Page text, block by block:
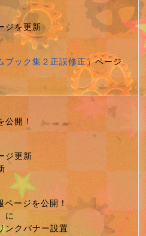
ジを更新
ブック集２正誤修正」ページ
開！
ジ更新
ページを公開！
に
ンクバナー設置